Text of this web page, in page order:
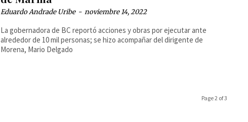
Eduardo Andrade Uribe - noviembre 14, 2022
La gobernadora de BC reportó acciones y obras por ejecutar ante
alrededor de 10 mil personas; se hizo acompañar del dirigente de
Morena, Mario Delgado
Page 2 of 3